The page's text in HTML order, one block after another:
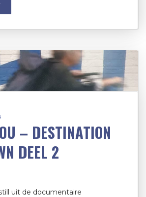
– DESTINATION
DEEL 2
uit de documentaire